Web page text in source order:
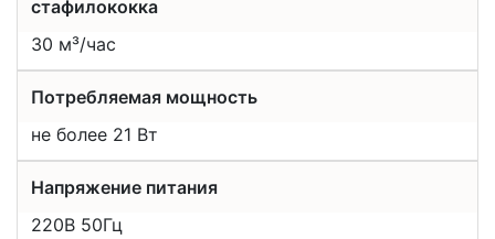
стафилококка
30 м³/час
Потребляемая мощность
не более 21 Вт
Напряжение питания
220В 50Гц